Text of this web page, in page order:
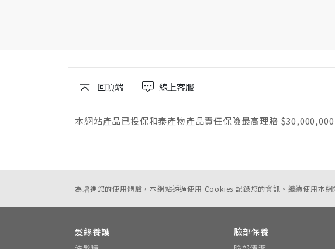
回頂端 線上客服
本網站產品已投保和泰產物產品責任保險最高理賠
為增進您的使用體驗，本網站透過使用 Cookies 記錄您的資訊。繼續使用本
髮絲養護 臉部保養